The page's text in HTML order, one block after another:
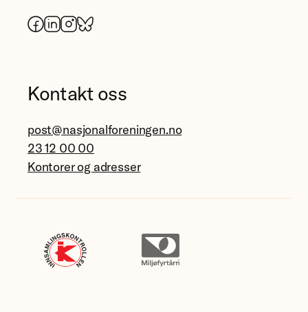
Facebook
LinkedIn
Instagram
Bluesky
Kontakt oss
post@nasjonalforeningen.no
23 12 00 00
Kontorer og adresser